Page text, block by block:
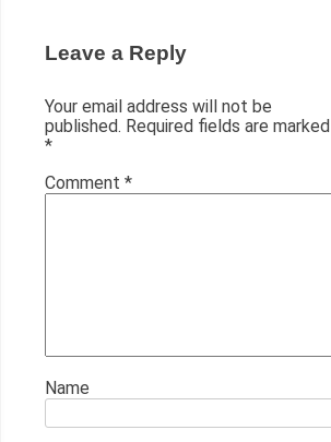
Leave a Reply
Your email address will not be
published. Required fields are marked
*
Comment *
Name